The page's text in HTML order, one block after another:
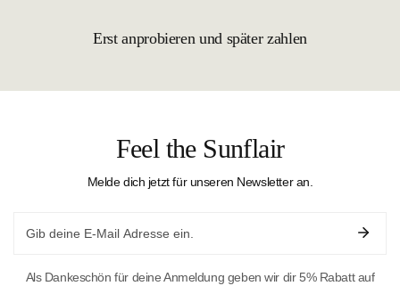
Erst anprobieren und später zahlen
Feel the Sunflair
Melde dich jetzt für unseren Newsletter an.
Als Dankeschön für deine Anmeldung geben wir dir 5% Rabatt auf